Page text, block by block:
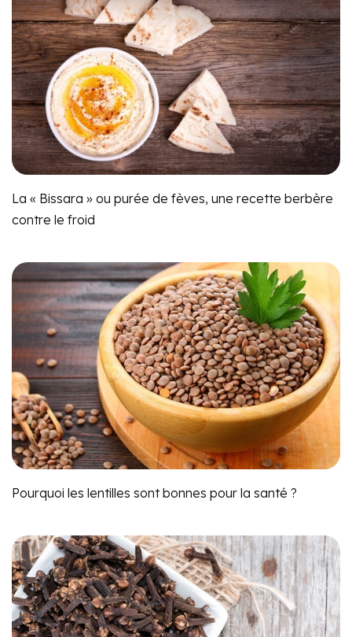
La « Bissara » ou purée de fèves, une recette berbère
contre le froid
Pourquoi les lentilles sont bonnes pour la santé ?